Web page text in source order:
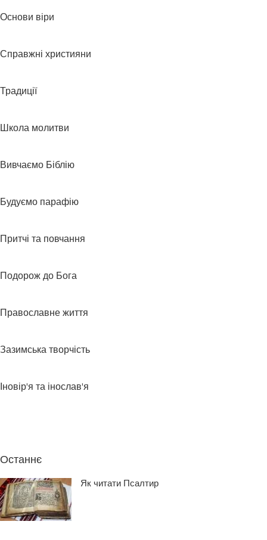
Основи віри
Справжні християни
Традиції
Школа молитви
Вивчаємо Біблію
Будуємо парафію
Притчі та повчання
Подорож до Бога
Православне життя
Зазимська творчість
Іновір'я та інослав'я
Останнє
Як читати Псалтир